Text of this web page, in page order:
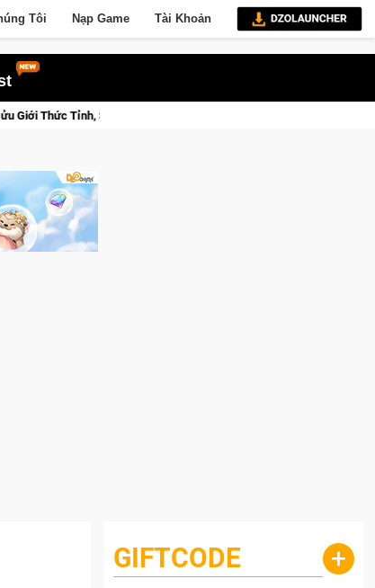
Tôi Nạp Game Tài Khoản
3 Ngay Hôm Nay
GIFTCODE +